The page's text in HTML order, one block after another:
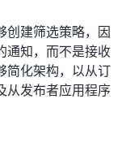
创建筛选策略，因
通知，而不是接收
简化架构，以从订
从发布者应用程序